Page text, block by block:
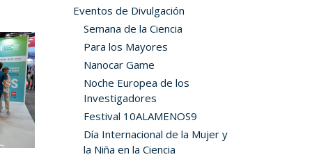
Eventos de Divulgación
Semana de la Ciencia
Para los Mayores
Nanocar Game
Noche Europea de los
Investigadores
Festival 10ALAMENOS9
Día Internacional de la Mujer y
la Niña en la Ciencia